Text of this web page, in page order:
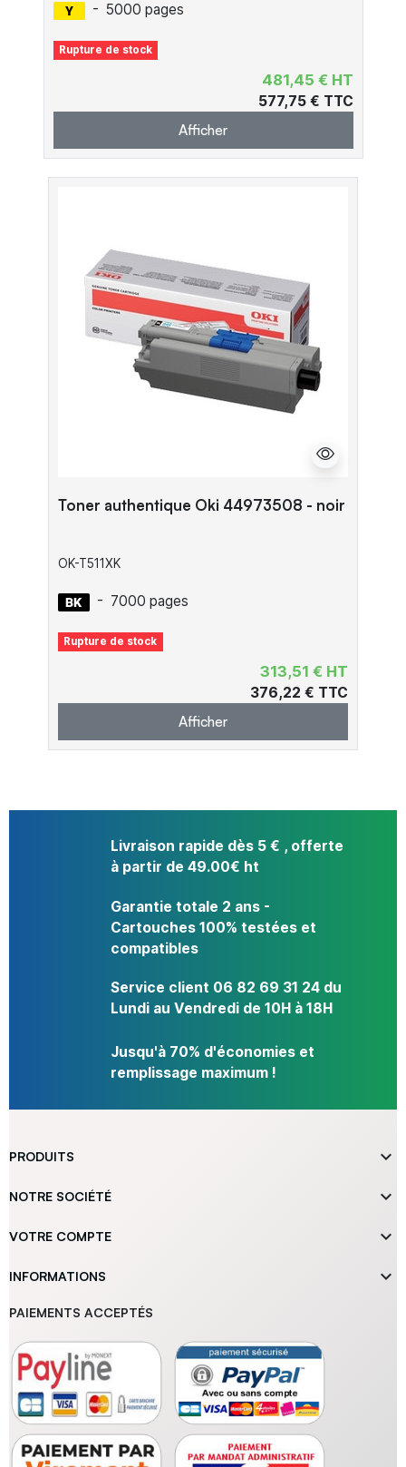
- 5000 pages
Rupture de stock
481,45 € HT
577,75 € TTC
Afficher
Toner authentique Oki 44973508 - noir
OK-T511XK
- 7000 pages
Rupture de stock
313,51 € HT
376,22 € TTC
Afficher
Livraison rapide dès 5 € , offerte
à partir de 49.00€ ht
Garantie totale 2 ans -
Cartouches 100% testées et
compatibles
Service client 06 82 69 31 24 du
Lundi au Vendredi de 10H à 18H
Jusqu'à 70% d'économies et
remplissage maximum !
PRODUITS 
NOTRE SOCIÉTÉ 
VOTRE COMPTE 
INFORMATIONS 
PAIEMENTS ACCEPTÉS